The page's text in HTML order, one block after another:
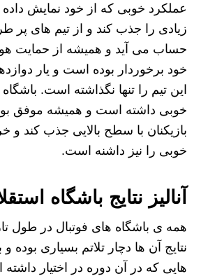
عملکرد خوبی که از خود نمایش
زیادی را جذب کند و از تیم های پر
حساب می آید و همیشه از حمایت
خود برخوردار بوده است و یار
این تیم را تنها نگذاشته است.
خوبی داشته است و همیشه موفق
بازیکنان با سطح بالایی جذب کند و
خوبی را نیز داشنه است.
آنالیز نتایج باشگاه
همه ی باشگاه های فوتبال در طول
نتایج آن ها دچار تلاتم بسیاری بوده
هایی که در آن دوره در اختیار